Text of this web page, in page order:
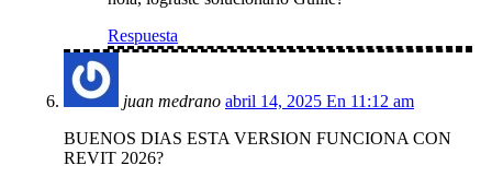
Respuesta
juan medrano abril 14, 2025 En 11:12 am
BUENOS DIAS ESTA VERSION FUNCIONA CON
REVIT 2026?